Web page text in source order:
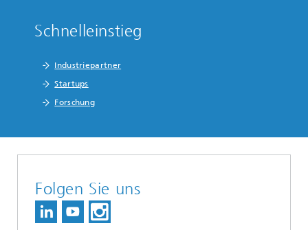
Schnelleinstieg
Industriepartner
Startups
Forschung
Folgen Sie uns